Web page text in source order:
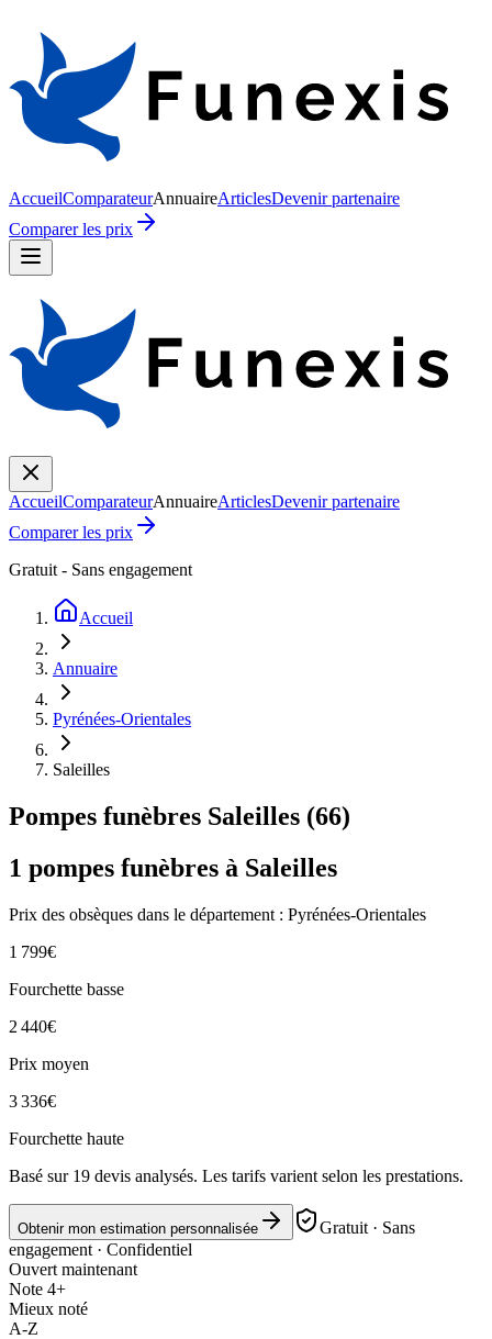
AccueilComparateurAnnuaireArticlesDevenir partenaire
Comparer les prix
AccueilComparateurAnnuaireArticlesDevenir partenaire
Comparer les prix
Gratuit - Sans engagement
Accueil
Annuaire
Pyrénées-Orientales
Saleilles
Pompes funèbres Saleilles (66)
1 pompes funèbres à Saleilles
Prix des obsèques dans le département : Pyrénées-Orientales
1 799€
Fourchette basse
2 440€
Prix moyen
3 336€
Fourchette haute
Basé sur 19 devis analysés. Les tarifs varient selon les prestations.
Obtenir mon estimation personnalisée
Gratuit · Sans
engagement · Confidentiel
Ouvert maintenant
Note 4+
Mieux noté
A-Z